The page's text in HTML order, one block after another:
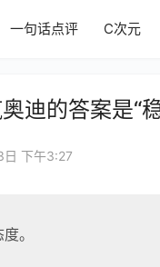
一句话点评 C次元
迪的答案是“
下午3:27
。